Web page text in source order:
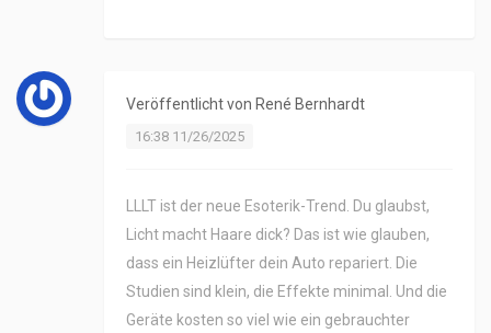
Veröffentlicht von René Bernhardt
16:38 11/26/2025
LLLT ist der neue Esoterik-Trend. Du glaubst,
Licht macht Haare dick? Das ist wie glauben,
dass ein Heizlüfter dein Auto repariert. Die
Studien sind klein, die Effekte minimal. Und die
Geräte kosten so viel wie ein gebrauchter